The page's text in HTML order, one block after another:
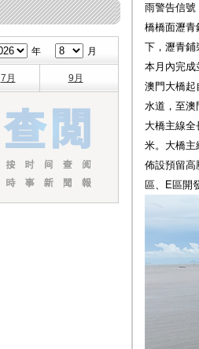
年 月
7月 9月
雨警告信號
橋橋面瀝青
下，瀝青鋪
本月內完成
澳門大橋起
水道，至澳
大橋主線
米。大橋主
佈設預留高
區、E區開